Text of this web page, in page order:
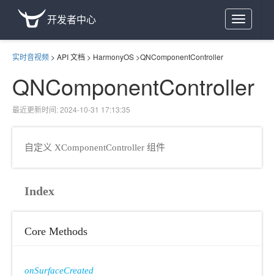
Toggle
navigation
开发者中心
实时音视频 > API 文档 > HarmonyOS >QNComponentController
QNComponentController
最近更新时间: 2024-10-31 17:13:35
自定义 XComponentController 组件
Index
Core Methods
onSurfaceCreated